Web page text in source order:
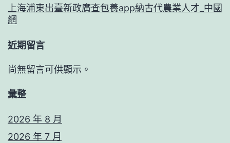
上海浦東出臺新政廣查包養app納古代農業人才_中國
網
近期留言
尚無留言可供顯示。
彙整
2026 年 8 月
2026 年 7 月